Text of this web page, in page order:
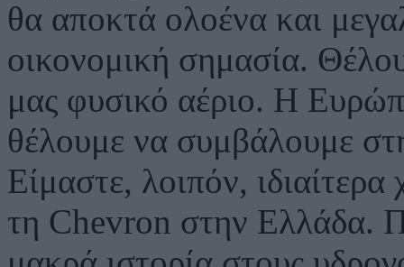
θα αποκτά ολοένα και
οικονομική σημασία.
μας φυσικό αέριο. Η
θέλουμε να συμβάλουμε
Είμαστε, λοιπόν,
τη Chevron στην Ελλάδα.